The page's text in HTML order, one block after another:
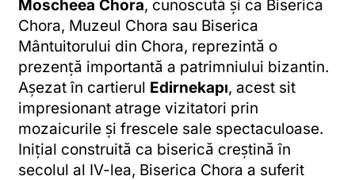
Moscheea Chora, cunoscută și ca Biserica
Chora, Muzeul Chora sau Biserica
Mântuitorului din Chora, reprezintă o
prezență importantă a patrimniului bizantin.
Așezat în cartierul Edirnekapı, acest sit
impresionant atrage vizitatori prin
mozaicurile și frescele sale spectaculoase.
Inițial construită ca biserică creștină în
secolul al IV-lea, Biserica Chora a suferit